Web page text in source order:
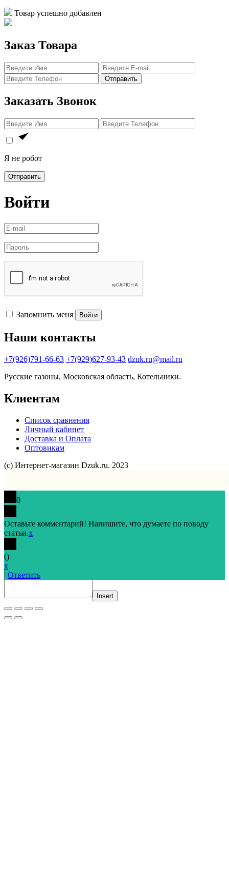
Товар успешно добавлен
Заказ Товара
Отправить
Заказать Звонок
Я не робот
Отправить
Войти
Запомнить меня Войти
Наши контакты
+7(926)791-66-63 +7(929)627-93-43 dzuk.ru@mail.ru
Русские газоны, Московская область, Котельники.
Клиентам
Список сравнения
Личный кабинет
Доставка и Оплата
Оптовикам
(с) Интернет-магазин Dzuk.ru. 2023
0
Оставьте комментарий! Напишите, что думаете по поводу
статьи.x
()
x
| Ответить
Insert